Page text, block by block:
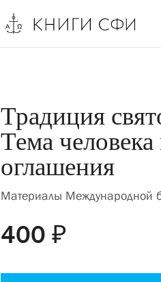
Традиция
Тема
оглашения
Материалы Международной
400 ₽